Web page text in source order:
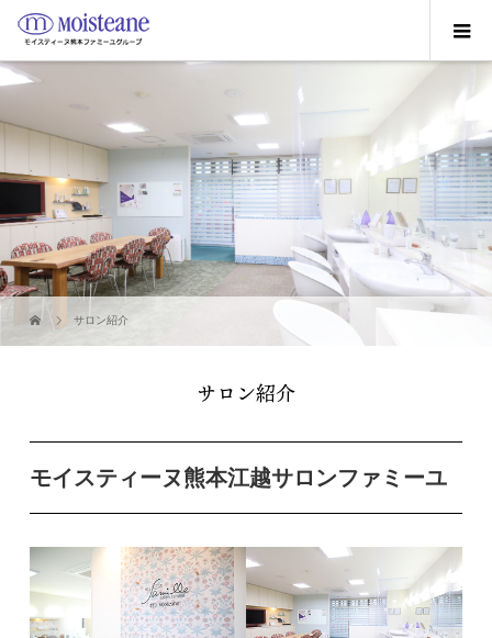
サロン紹介
サロン紹介
モイスティーヌ熊本江越サロンファミーユ